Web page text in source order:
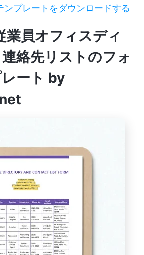
ンプレートをダウンロードする
員オフィスディ
絡先リストのフォ
ート by